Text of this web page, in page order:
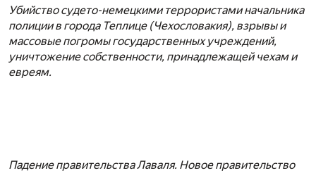
Убийство судето-немецкими террористами начальника
полиции в города Теплице (Чехословакия), взрывы и
массовые погромы государственных учреждений,
уничтожение собственности, принадлежащей чехам и
евреям.
Падение правительства Лаваля. Новое правительство